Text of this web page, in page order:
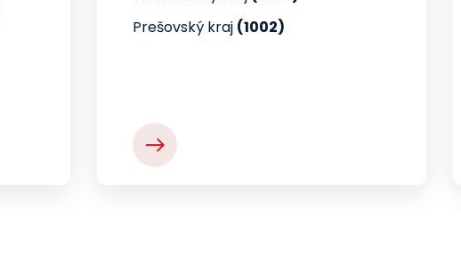
Prešovský kraj (1002)